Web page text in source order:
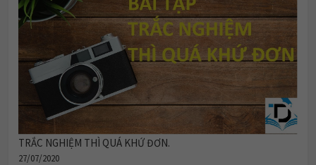
TRẮC NGHIỆM THÌ QUÁ KHỨ ĐƠN.
27/07/2020